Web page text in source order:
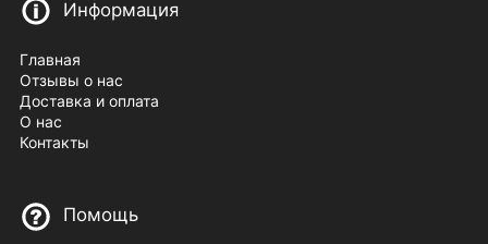
Информация
Главная
Отзывы о нас
Доставка и оплата
О нас
Контакты
Помощь